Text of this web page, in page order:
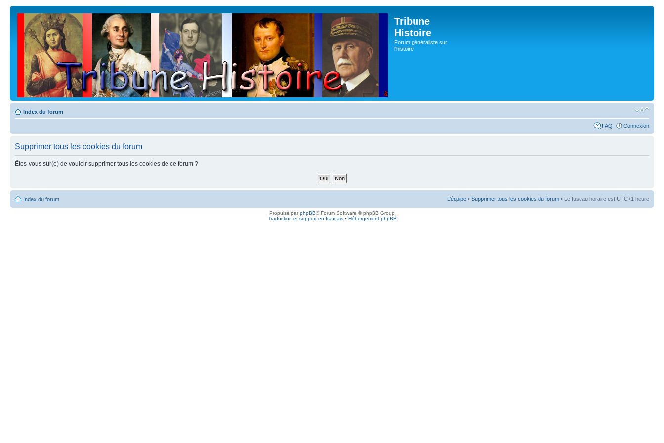
Tribune
Histoire
Forum généraliste sur
l'histoire
Index du forum
FAQ Connexion
Supprimer tous les cookies du forum
Êtes-vous sûr(e) de vouloir supprimer tous les cookies de ce forum ?
Index du forum L’équipe • Supprimer tous les cookies du forum • Le fuseau horaire est UTC+1 heure
Propulsé parphpBB® Forum Software © phpBB Group
Traduction et support en français• Hébergement phpBB